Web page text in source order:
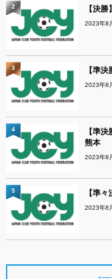
【決
2023年8
2
【準
2023年8
3
【準
熊本
2023年8
4
【準
2023年8
5